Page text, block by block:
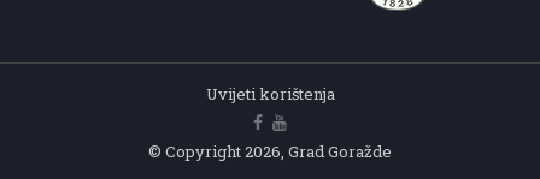
Uvijeti korištenja
© Copyright 2026, Grad Goražde